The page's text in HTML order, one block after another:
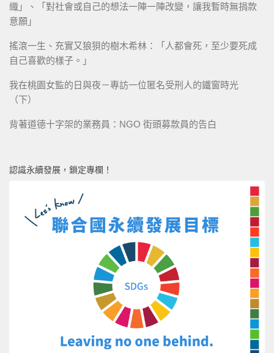
織」、「對社會或自己的想法一陣一陣改變，讓我暫時無捐款
意願」
搖滾一生、充實又狼狽的樹木希林：「人都會死，至少要死成
自己喜歡的樣子。」
我在桃園女監的日與夜－專訪一位匿名受刑人的鐵窗時光
（下）
背著道德十字架的業務員：NGO 街頭募款員的告白
認識永續發展，鎖定專欄！